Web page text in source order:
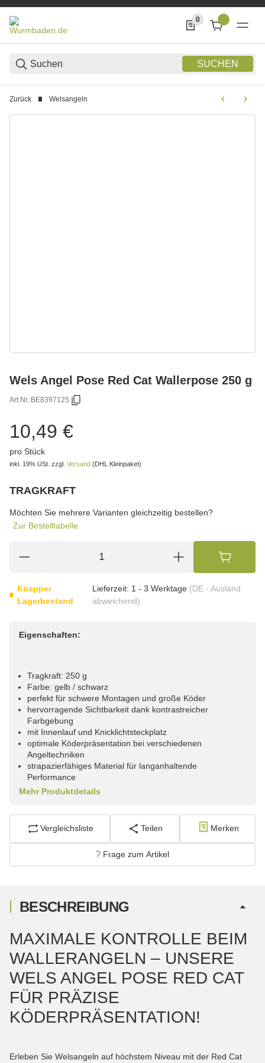
SUCHEN
0
0 Produkte in der
Zurück Welsangeln
Wels Angel Pose Red Cat Wallerpose 250 g
Art.Nr.:BE8397125
10,49 €
pro Stück
inkl. 19% USt. zzgl. Versand (DHL Kleinpaket)
TRAGKRAFT
Möchten Sie mehrere Varianten gleichzeitig bestellen?
Zur Bestelltabelle
Knapper
Lagerbestand
Lieferzeit: 1 - 3 Werktage (DE - Ausland
abweichend)
Eigenschaften:
Tragkraft: 250 g
Farbe: gelb / schwarz
perfekt für schwere Montagen und große Köder
hervorragende Sichtbarkeit dank kontrastreicher
Farbgebung
mit Innenlauf und Knicklichtsteckplatz
optimale Köderpräsentation bei verschiedenen
Angeltechniken
strapazierfähiges Material für langanhaltende
Performance
Mehr Produktdetails
Vergleichsliste Teilen Merken
Frage zum Artikel
BESCHREIBUNG
MAXIMALE KONTROLLE BEIM
WALLERANGELN – UNSERE
WELS ANGEL POSE RED CAT
FÜR PRÄZISE
KÖDERPRÄSENTATION!
Erleben Sie Welsangeln auf höchstem Niveau mit der Red Cat